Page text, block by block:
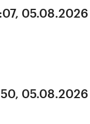
05.08.2026
05.08.2026